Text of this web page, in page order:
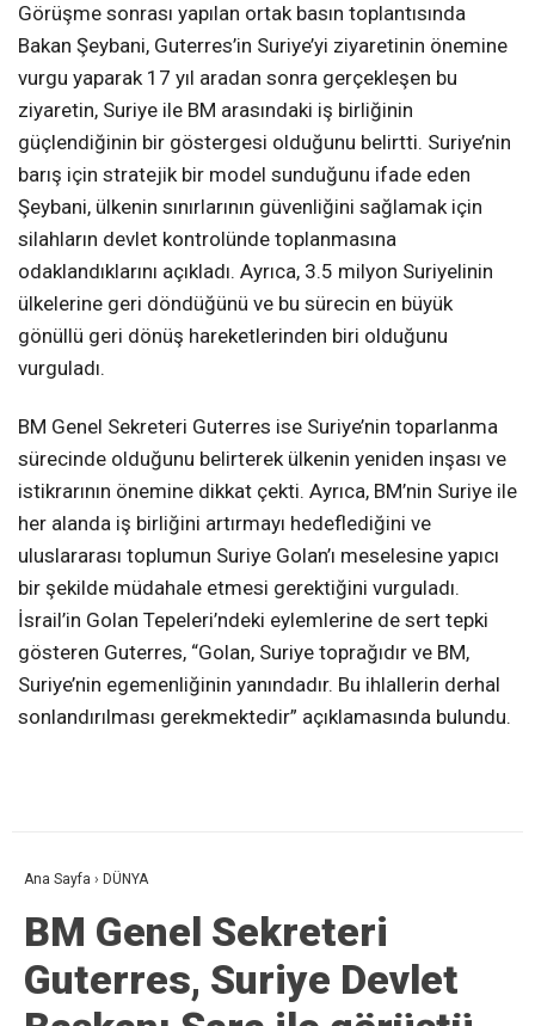
Görüşme sonrası yapılan ortak basın toplantısında
Bakan Şeybani, Guterres’in Suriye’yi ziyaretinin önemine
vurgu yaparak 17 yıl aradan sonra gerçekleşen bu
ziyaretin, Suriye ile BM arasındaki iş birliğinin
güçlendiğinin bir göstergesi olduğunu belirtti. Suriye’nin
barış için stratejik bir model sunduğunu ifade eden
Şeybani, ülkenin sınırlarının güvenliğini sağlamak için
silahların devlet kontrolünde toplanmasına
odaklandıklarını açıkladı. Ayrıca, 3.5 milyon Suriyelinin
ülkelerine geri döndüğünü ve bu sürecin en büyük
gönüllü geri dönüş hareketlerinden biri olduğunu
vurguladı.
BM Genel Sekreteri Guterres ise Suriye’nin toparlanma
sürecinde olduğunu belirterek ülkenin yeniden inşası ve
istikrarının önemine dikkat çekti. Ayrıca, BM’nin Suriye ile
her alanda iş birliğini artırmayı hedeflediğini ve
uluslararası toplumun Suriye Golan’ı meselesine yapıcı
bir şekilde müdahale etmesi gerektiğini vurguladı.
İsrail’in Golan Tepeleri’ndeki eylemlerine de sert tepki
gösteren Guterres, “Golan, Suriye toprağıdır ve BM,
Suriye’nin egemenliğinin yanındadır. Bu ihlallerin derhal
sonlandırılması gerekmektedir” açıklamasında bulundu.
Ana Sayfa › DÜNYA
BM Genel Sekreteri
Guterres, Suriye Devlet